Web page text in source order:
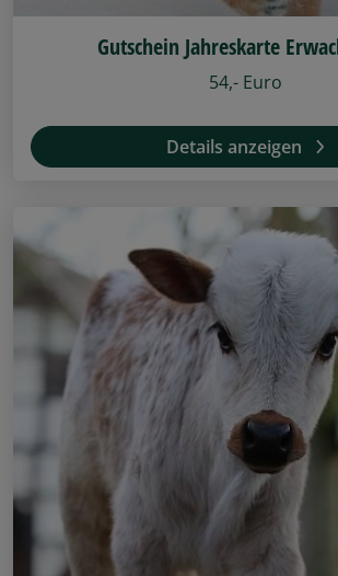
Gutschein Jahreskarte
54,- Euro
Details anzeigen